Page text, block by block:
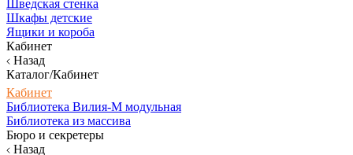
Шведская стенка
Шкафы детские
Ящики и короба
Кабинет
Назад
Каталог/Кабинет
Кабинет
Библиотека Вилия-М модульная
Библиотека из массива
Бюро и секретеры
Назад